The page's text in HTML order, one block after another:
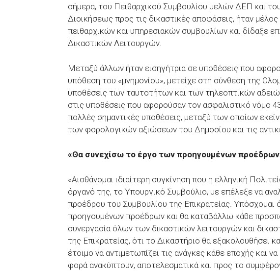
σήμερα, του Πειθαρχικού Συμβουλίου μελών ΔΕΠ και
Διοικήσεως προς τις δικαστικές αποφάσεις, ήταν
πειθαρχικών και υπηρεσιακών συμβουλίων και δίδαξε
Δικαστικών Λειτουργών.
Μεταξύ άλλων ήταν εισηγήτρια σε υποθέσεις που
υπόθεση του «μνημονίου», μετείχε στη σύνθεση της
υποθέσεις των ταυτοτήτων και των τηλεοπτικών
στις υποθέσεις που αφορούσαν τον ασφαλιστικό νόμο
πολλές σημαντικές υποθέσεις, μεταξύ των οποίων
των φορολογικών αξιώσεων του Δημοσίου και τις
«Θα συνεχίσω το έργο των προηγουμένων
«Αισθάνομαι ιδιαίτερη συγκίνηση που η ελληνική
όργανό της, το Υπουργικό Συμβούλιο, με επέλεξε να
προέδρου του Συμβουλίου της Επικρατείας. Υπόσχομαι
προηγουμένων προέδρων και θα καταβάλλω κάθε
συνεργασία όλων των δικαστικών λειτουργών και
της Επικρατείας, ότι το Δικαστήριο θα εξακολουθήσει
έτοιμο να αντιμετωπίζει τις ανάγκες κάθε εποχής και
φορά ανακύπτουν, αποτελεσματικά και προς το